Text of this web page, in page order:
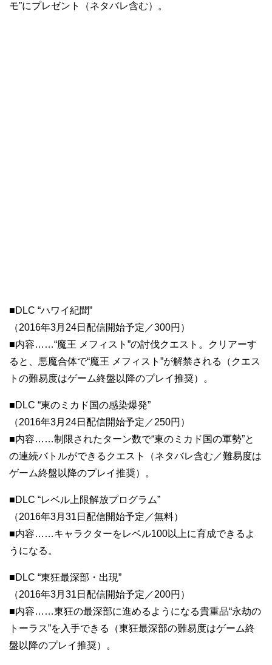
モ”にプレゼント（ネタバレ含む）。
■DLC “ハワイ紀聞”
（2016年3月24日配信開始予定／300円）
■内容……“魔王 メフィスト”の討伐クエスト。クリアーす
ると、悪魔合体で“魔王 メフィスト”が解禁される（クエス
トの難易度はゲーム終盤以降のプレイ推奨）。
■DLC “東のミカド国の感染爆発”
（2016年3月24日配信開始予定／250円）
■内容……制限されたターン数で“東のミカド国の軍勢”と
の連続バトルができるクエスト（ネタバレ含む／難易度は
ゲーム終盤以降のプレイ推奨）。
■DLC “レベル上限解放プログラム”
（2016年3月31日配信開始予定／無料）
■内容……キャラクターをレベル100以上に育成できるよ
うになる。
■DLC “東狂最深部・出現”
（2016年3月31日配信開始予定／200円）
■内容……東狂の最深部に進めるようになる貴重品“永劫の
トーラス”を入手できる（東狂最深部の難易度はゲーム終
盤以降のプレイ推奨）。